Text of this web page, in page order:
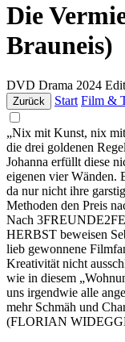
Die
Brauneis)
DVD Drama 2024
Zurück Start Film &
„Nix mit Kunst, nix
die drei goldenen
Johanna erfüllt diese
eigenen vier Wänden.
da nur nicht ihre
Methoden den Preis
Nach
HERBST beweisen
lieb gewonnene
Kreativität nicht
wie in diesem
uns irgendwie alle
mehr Schmäh und
(FLORIAN